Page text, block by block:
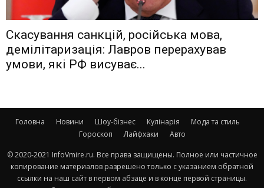
Скасування санкцій, російська мова,
демілітаризація: Лавров перерахував
умови, які РФ висуває...
Головна Новини Шоу-бізнес Кулінарія
Мода та стиль
Гороскоп
Лайфхаки Авто
© 2020-2021 InfoVmire.ru. Все права защищены. Полное или частичное
копирование материалов разрешено только с указанием обратной
ссылки на наш сайт в первом абзаце и в конце первой страницы.